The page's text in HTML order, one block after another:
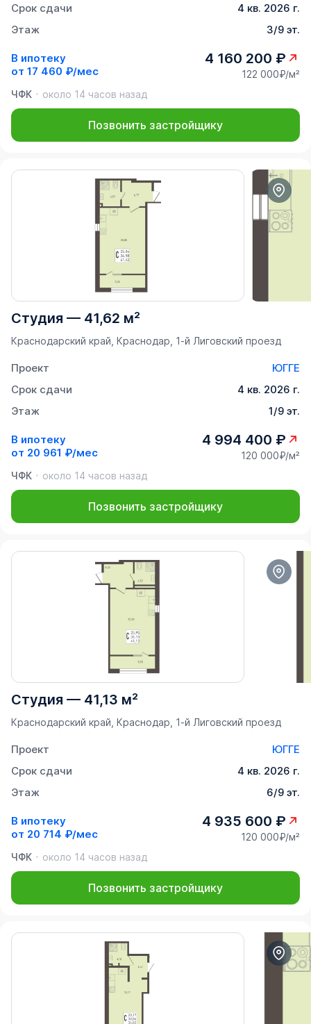
Срок сдачи
4 кв. 2026 г.
Этаж
3/9 эт.
В ипотеку
от 17 460 ₽/мес
4 160 200 ₽
122 000₽/м²
ЧФК
около 14 часов назад
Позвонить застройщику
Студия — 41,62 м²
Краснодарский край, Краснодар, 1-й Лиговский проезд
Проект
ЮГГЕ
Срок сдачи
4 кв. 2026 г.
Этаж
1/9 эт.
В ипотеку
от 20 961 ₽/мес
4 994 400 ₽
120 000₽/м²
ЧФК
около 14 часов назад
Позвонить застройщику
Студия — 41,13 м²
Краснодарский край, Краснодар, 1-й Лиговский проезд
Проект
ЮГГЕ
Срок сдачи
4 кв. 2026 г.
Этаж
6/9 эт.
В ипотеку
от 20 714 ₽/мес
4 935 600 ₽
120 000₽/м²
ЧФК
около 14 часов назад
Позвонить застройщику